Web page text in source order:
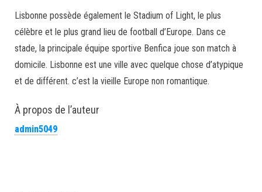
Lisbonne possède également le Stadium of Light, le plus
célèbre et le plus grand lieu de football d’Europe. Dans ce
stade, la principale équipe sportive Benfica joue son match à
domicile. Lisbonne est une ville avec quelque chose d’atypique
et de différent. c’est la vieille Europe non romantique.
À propos de l’auteur
admin5049